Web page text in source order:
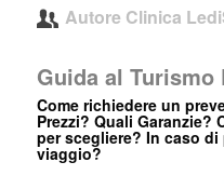
Autore Clinica
Guida al Turismo
Come richiedere un
Prezzi? Quali Garanzie?
per scegliere? In caso
viaggio?